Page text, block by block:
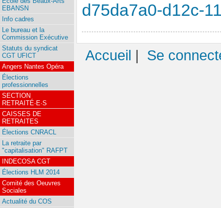
d75da7a0-d12c-
EBANSN
Info cadres
Le bureau et la
Commission Exécutive
Statuts du syndicat
CGT UFICT
Angers Nantes Opéra
Élections
professionnelles
SECTION
RETRAITÉ·E·S
CAISSES DE
RETRAITES
Élections CNRACL
La retraite par
"capitalisation" RAFPT
INDECOSA CGT
Élections HLM 2014
Comité des Oeuvres
Sociales
Actualité du COS
Accueil | Se